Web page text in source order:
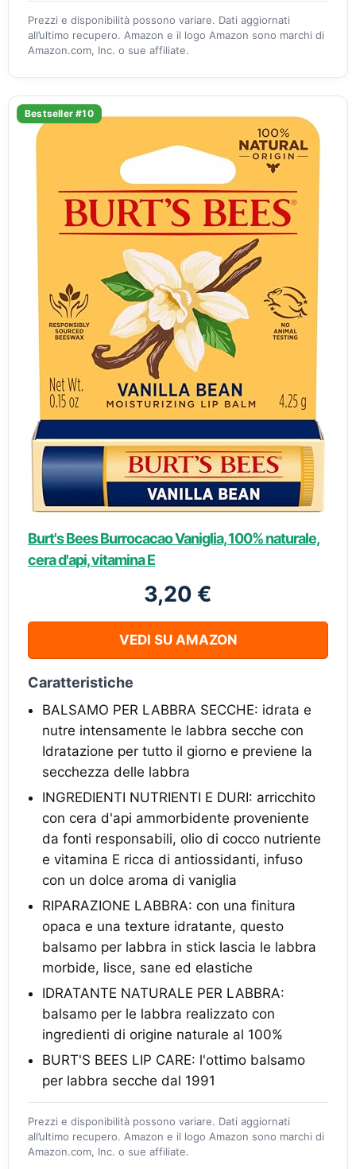
Prezzi e disponibilità possono variare. Dati aggiornati
all’ultimo recupero. Amazon e il logo Amazon sono marchi di
Amazon.com, Inc. o sue affiliate.
Bestseller #10
Burt's Bees Burrocacao Vaniglia, 100% naturale,
cera d'api, vitamina E
3,20 €
VEDI SU AMAZON
Caratteristiche
BALSAMO PER LABBRA SECCHE: idrata e
nutre intensamente le labbra secche con
Idratazione per tutto il giorno e previene la
secchezza delle labbra
INGREDIENTI NUTRIENTI E DURI: arricchito
con cera d'api ammorbidente proveniente
da fonti responsabili, olio di cocco nutriente
e vitamina E ricca di antiossidanti, infuso
con un dolce aroma di vaniglia
RIPARAZIONE LABBRA: con una finitura
opaca e una texture idratante, questo
balsamo per labbra in stick lascia le labbra
morbide, lisce, sane ed elastiche
IDRATANTE NATURALE PER LABBRA:
balsamo per le labbra realizzato con
ingredienti di origine naturale al 100%
BURT'S BEES LIP CARE: l'ottimo balsamo
per labbra secche dal 1991
Prezzi e disponibilità possono variare. Dati aggiornati
all’ultimo recupero. Amazon e il logo Amazon sono marchi di
Amazon.com, Inc. o sue affiliate.